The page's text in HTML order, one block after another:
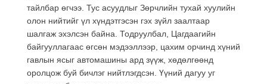
тайлбар өгчээ. Тус асуудлыг Зөрчлийн тухай хуулийн
олон нийтийг үл хүндэтгэсэн гэх зүйл заалтаар
шалгаж эхэлсэн байна. Тодруулбал, Цагдаагийн
байгууллагаас өгсөн мэдээллээр, цахим орчинд хүний
гавлын ясыг автомашины ард зүүж, хөдөлгөөнд
оролцож буй бичлэг нийтлэгдсэн. Үүний дагуу уг